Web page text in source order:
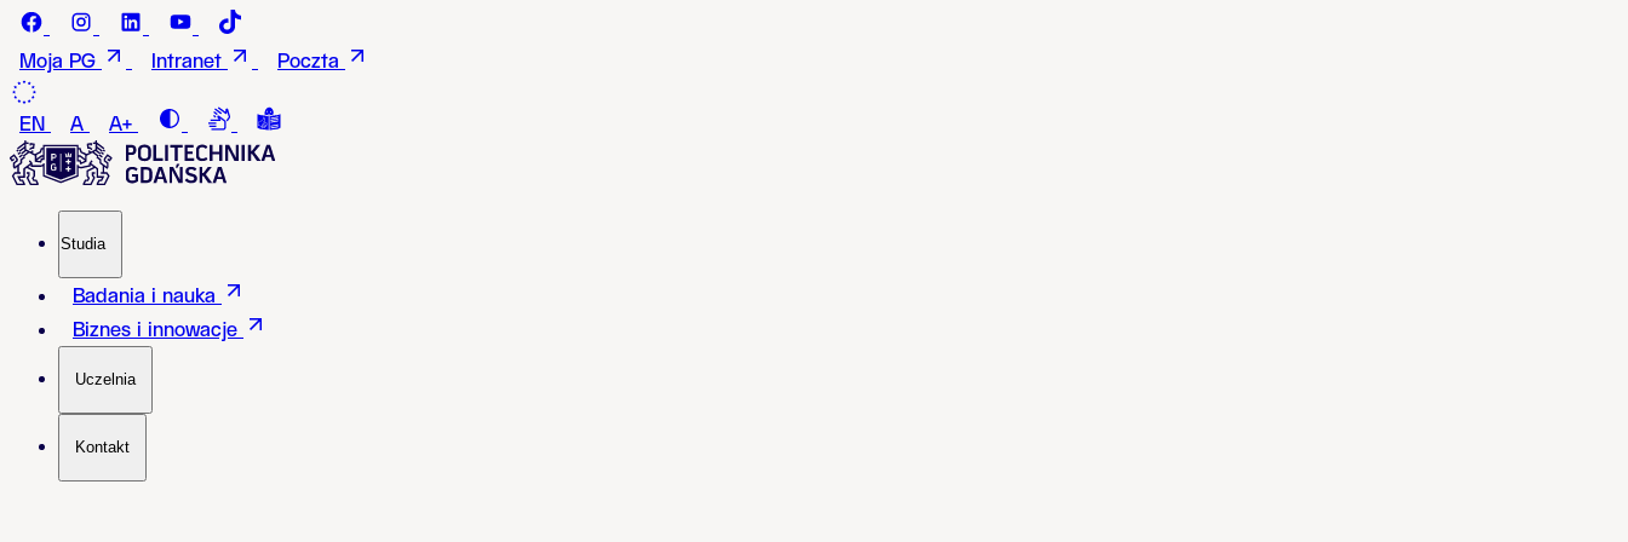
Przejdź do treści
Facebook - Politechnika Gdańska
instagram - Politechnika Gdańska
LinkedIn - Politechnika Gdańska
Youtube - Politechnika Gdańska
Moja PG
Intranet Poczta
EN A A+ ContrastConnection with a sign language interpreter
Tekst łatwy do czytania i rozumienia (ETR)
Studia
Badania i nauka
Biznes i innowacje
Uczelnia
Kontakt